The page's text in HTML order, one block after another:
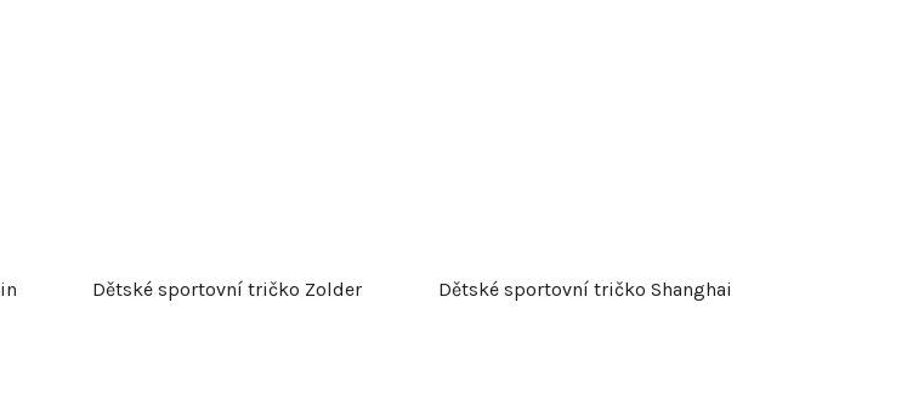
Dětské sportovní tričko Zolder Dětské sportovní tričko Shanghai